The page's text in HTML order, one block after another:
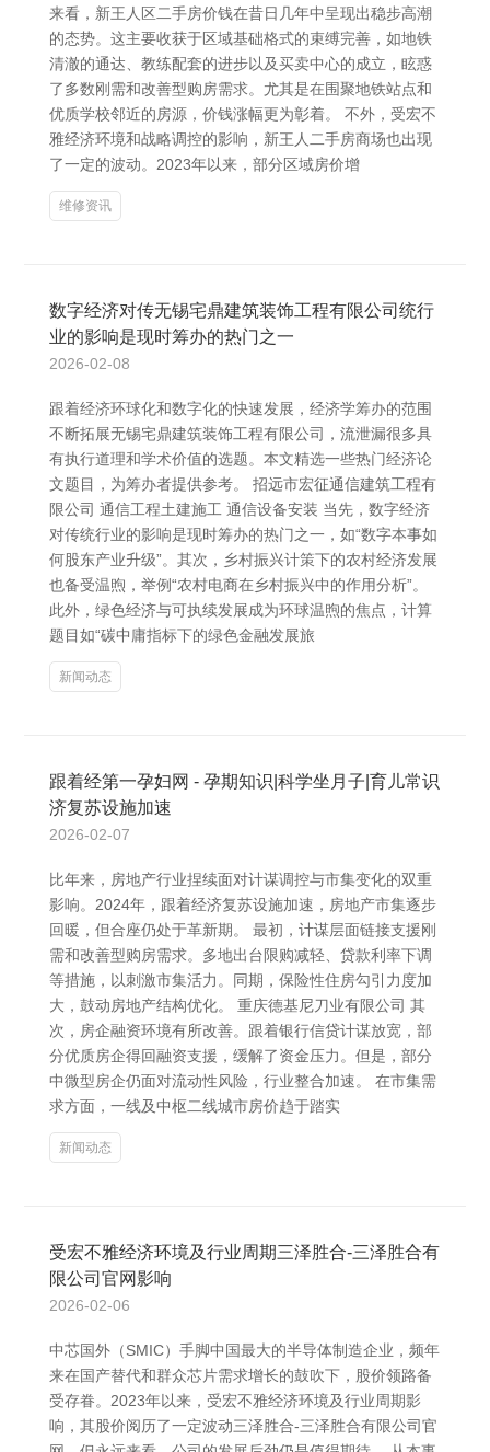
来看，新王人区二手房价钱在昔日几年中呈现出稳步高潮
的态势。这主要收获于区域基础格式的束缚完善，如地铁
清澈的通达、教练配套的进步以及买卖中心的成立，眩惑
了多数刚需和改善型购房需求。尤其是在围聚地铁站点和
优质学校邻近的房源，价钱涨幅更为彰着。 不外，受宏不
雅经济环境和战略调控的影响，新王人二手房商场也出现
了一定的波动。2023年以来，部分区域房价增
维修资讯
数字经济对传无锡宅鼎建筑装饰工程有限公司统行
业的影响是现时筹办的热门之一
2026-02-08
跟着经济环球化和数字化的快速发展，经济学筹办的范围
不断拓展无锡宅鼎建筑装饰工程有限公司，流泄漏很多具
有执行道理和学术价值的选题。本文精选一些热门经济论
文题目，为筹办者提供参考。 招远市宏征通信建筑工程有
限公司 通信工程土建施工 通信设备安装 当先，数字经济
对传统行业的影响是现时筹办的热门之一，如“数字本事如
何股东产业升级”。其次，乡村振兴计策下的农村经济发展
也备受温煦，举例“农村电商在乡村振兴中的作用分析”。
此外，绿色经济与可执续发展成为环球温煦的焦点，计算
题目如“碳中庸指标下的绿色金融发展旅
新闻动态
跟着经第一孕妇网 - 孕期知识|科学坐月子|育儿常识
济复苏设施加速
2026-02-07
比年来，房地产行业捏续面对计谋调控与市集变化的双重
影响。2024年，跟着经济复苏设施加速，房地产市集逐步
回暖，但合座仍处于革新期。 最初，计谋层面链接支援刚
需和改善型购房需求。多地出台限购减轻、贷款利率下调
等措施，以刺激市集活力。同期，保险性住房勾引力度加
大，鼓动房地产结构优化。 重庆德基尼刀业有限公司 其
次，房企融资环境有所改善。跟着银行信贷计谋放宽，部
分优质房企得回融资支援，缓解了资金压力。但是，部分
中微型房企仍面对流动性风险，行业整合加速。 在市集需
求方面，一线及中枢二线城市房价趋于踏实
新闻动态
受宏不雅经济环境及行业周期三泽胜合-三泽胜合有
限公司官网影响
2026-02-06
中芯国外（SMIC）手脚中国最大的半导体制造企业，频年
来在国产替代和群众芯片需求增长的鼓吹下，股价领路备
受存眷。2023年以来，受宏不雅经济环境及行业周期影
响，其股价阅历了一定波动三泽胜合-三泽胜合有限公司官